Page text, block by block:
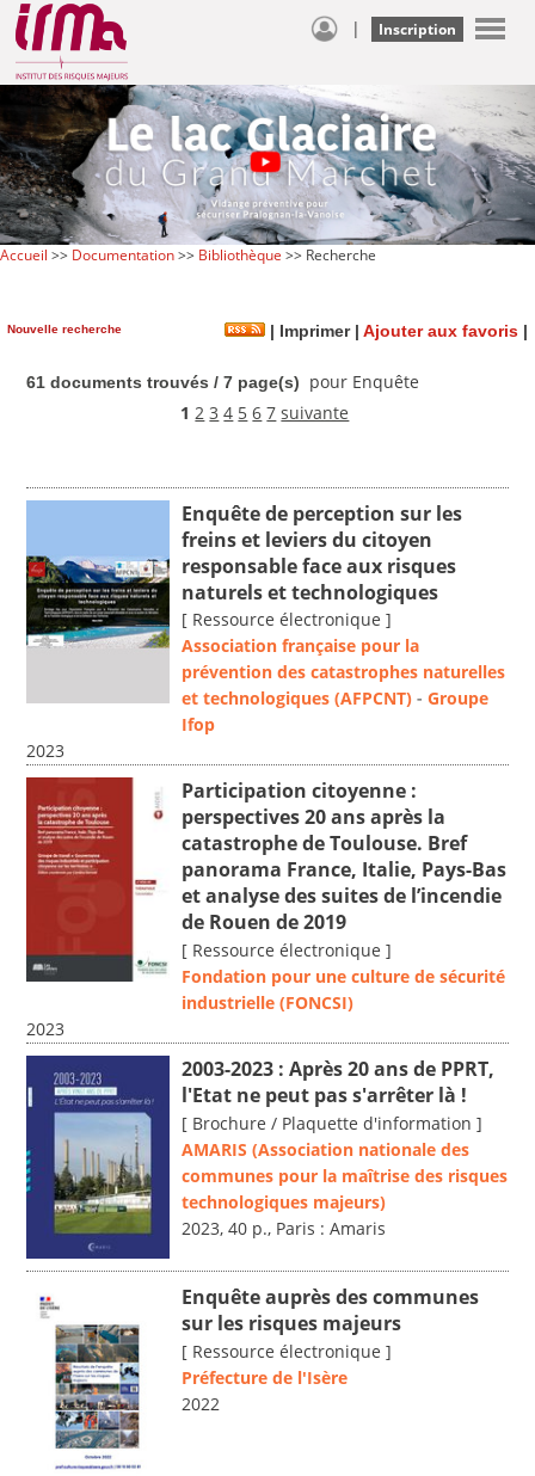
| Inscription
Accueil >> Documentation>> Bibliothèque >> Recherche
Nouvelle recherche | Imprimer| Ajouter aux favoris |
61 documents trouvés / 7 page(s)
pour Enquête
1 2 3 4 5 6 7 suivante
Enquête de perception sur les
freins et leviers du citoyen
responsable face aux risques
naturels et technologiques
[ Ressource électronique ]
Association française pour la
prévention des catastrophes naturelles
et technologiques (AFPCNT) - Groupe
Ifop
2023
Participation citoyenne :
perspectives 20 ans après la
catastrophe de Toulouse. Bref
panorama France, Italie, Pays-Bas
et analyse des suites de l’incendie
de Rouen de 2019
[ Ressource électronique ]
Fondation pour une culture de sécurité
industrielle (FONCSI)
2023
2003-2023 : Après 20 ans de PPRT,
l'Etat ne peut pas s'arrêter là !
[ Brochure / Plaquette d'information ]
AMARIS (Association nationale des
communes pour la maîtrise des risques
technologiques majeurs)
2023, 40 p., Paris : Amaris
Enquête auprès des communes
sur les risques majeurs
[ Ressource électronique ]
Préfecture de l'Isère
2022